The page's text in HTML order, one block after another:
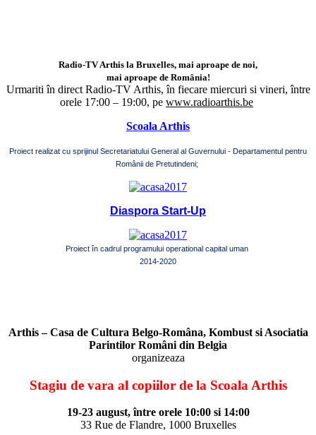
Radio-TV Arthis la Bruxelles, mai aproape de noi,
mai aproape de România!
Urmariti în direct Radio-TV Arthis, în fiecare miercuri si vineri, între
orele 17:00 – 19:00, pe www.radioarthis.be
Scoala Arthis
Proiect realizat cu sprijinul Secretariatului General al Guvernului - Departamentul pentru
Românii de Pretutindeni;
Diaspora Start-Up
Proiect în cadrul programului operational capital uman
2014-2020
Arthis – Casa de Cultura Belgo-Româna, Kombust si Asociatia
Parintilor Români din Belgia
organizeaza
Stagiu de vara al copiilor de la Scoala Arthis
19-23 august, între orele 10:00 si 14:00
33 Rue de Flandre, 1000 Bruxelles